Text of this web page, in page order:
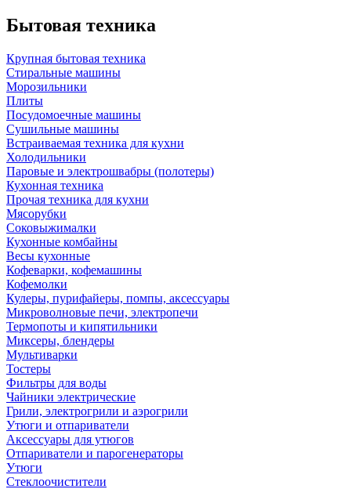
Бытовая техника
Крупная бытовая техника
Стиральные машины
Морозильники
Плиты
Посудомоечные машины
Сушильные машины
Встраиваемая техника для кухни
Холодильники
Паровые и электрошвабры (полотеры)
Кухонная техника
Прочая техника для кухни
Мясорубки
Соковыжималки
Кухонные комбайны
Весы кухонные
Кофеварки, кофемашины
Кофемолки
Кулеры, пурифайеры, помпы, аксессуары
Микроволновые печи, электропечи
Термопоты и кипятильники
Миксеры, блендеры
Мультиварки
Тостеры
Фильтры для воды
Чайники электрические
Грили, электрогрили и аэрогрили
Утюги и отпариватели
Аксессуары для утюгов
Отпариватели и парогенераторы
Утюги
Стеклоочистители